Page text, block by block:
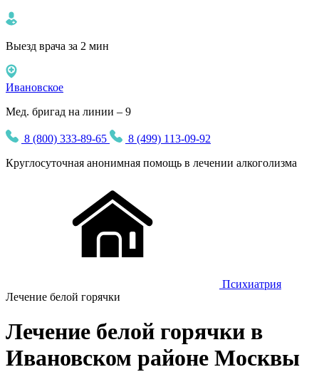
Выезд врача за 2 мин
Ивановское
Мед. бригад на линии – 9
8 (800) 333-89-65
8 (499) 113-09-92
Круглосуточная анонимная помощь в лечении алкоголизма
Психиатрия
Лечение белой горячки
Лечение белой горячки в
Ивановском районе Москвы